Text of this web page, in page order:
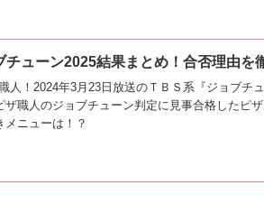
チューン2025結果まとめ！合否理由を
人！2024年3月23日放送のＴＢＳ系『ジョブチ
ザ職人のジョブチューン判定に見事合格したピ
メニューは！？